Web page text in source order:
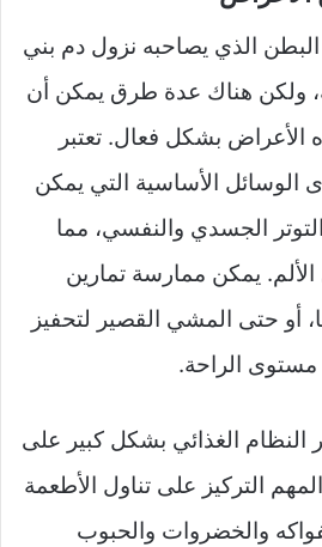
الذي يصاحبه نزول دم بني
ولكن هناك عدة طرق يمكن أن
بشكل فعال. تعتبر
الوسائل الأساسية التي يمكن
الجسدي والنفسي، مما
يمكن ممارسة تمارين
أو حتى المشي القصير لتحفيز
مستوى الراحة.
النظام الغذائي بشكل كبير على
التركيز على تناول الأطعمة
والخضروات والحبوب